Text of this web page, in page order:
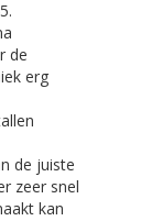
de
erg
de juiste
zeer snel
kan